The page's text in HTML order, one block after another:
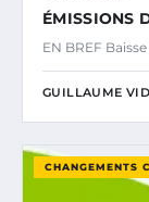
ÉMISSIONS
EN BREF
GUILLAUME
CHANGEMENTS